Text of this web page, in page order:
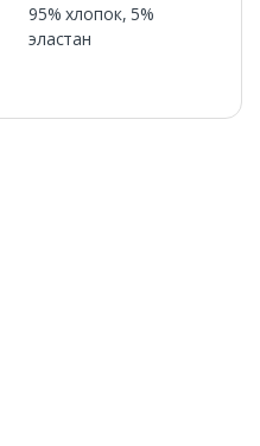
95% хлопок, 5%
эластан